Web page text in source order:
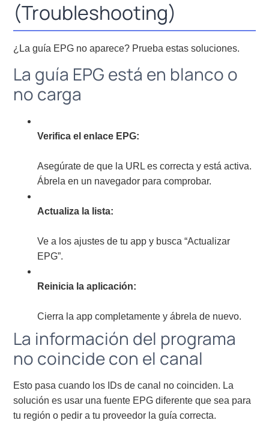
(Troubleshooting)
¿La guía EPG no aparece? Prueba estas soluciones.
La guía EPG está en blanco o
no carga
Verifica el enlace EPG:
Asegúrate de que la URL es correcta y está activa.
Ábrela en un navegador para comprobar.
Actualiza la lista:
Ve a los ajustes de tu app y busca “Actualizar
EPG”.
Reinicia la aplicación:
Cierra la app completamente y ábrela de nuevo.
La información del programa
no coincide con el canal
Esto pasa cuando los IDs de canal no coinciden. La
solución es usar una fuente EPG diferente que sea para
tu región o pedir a tu proveedor la guía correcta.